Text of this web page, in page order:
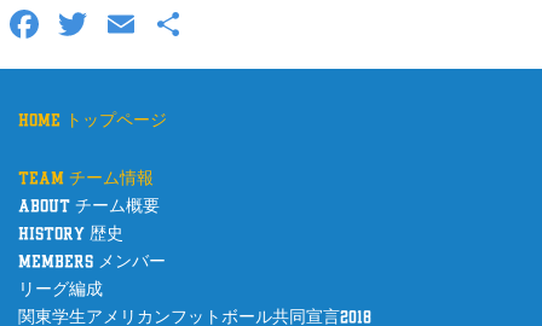
F
a
e
b
o
o
k
T
wi
tt
er
E
m 有
home トップページ
team チーム情報
about チーム概要
history 歴史
members メンバー
リーグ編成
関東学生アメリカンフットボール共同宣言2018